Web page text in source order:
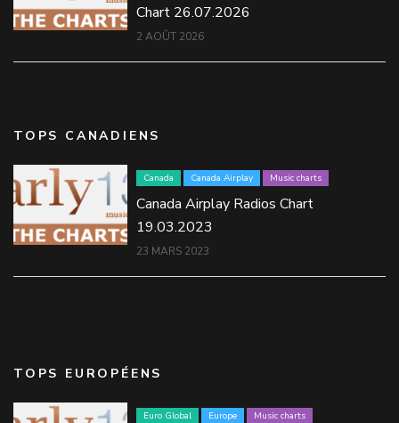
Chart 26.07.2026
2 AOÛT 2026
TOPS CANADIENS
Canada Canada Airplay Music charts
Canada Airplay Radios Chart
19.03.2023
23 MARS 2023
TOPS EUROPÉENS
Euro Global Europe Music charts